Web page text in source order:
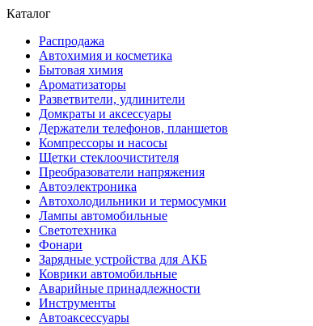
Каталог
Распродажа
Автохимия и косметика
Бытовая химия
Ароматизаторы
Разветвители, удлинители
Домкраты и аксессуары
Держатели телефонов, планшетов
Компрессоры и насосы
Щетки стеклоочистителя
Преобразователи напряжения
Автоэлектроника
Автохолодильники и термосумки
Лампы автомобильные
Светотехника
Фонари
Зарядные устройства для АКБ
Коврики автомобильные
Аварийные принадлежности
Инструменты
Автоаксессуары